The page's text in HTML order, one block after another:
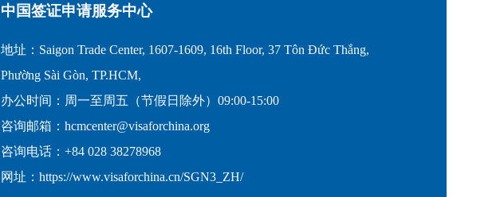
中国签证申请服务中心
地址：Saigon Trade Center, 1607-1609, 16th Floor, 37 Tôn Đức Thắng,
Phường Sài Gòn, TP.HCM,
办公时间：周一至周五（节假日除外）09:00-15:00
咨询邮箱：hcmcenter@visaforchina.org
咨询电话：+84 028 38278968
网址：https://www.visaforchina.cn/SGN3_ZH/